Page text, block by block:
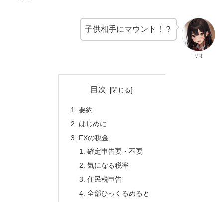
リオ
子供相手にマウント！？
目次
要約
はじめに
FXの税金
確定申告要・不要
気になる税率
住民税申告
全部ひっくるめると